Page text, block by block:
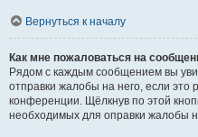
Вернуться к началу
Как мне пожаловаться на
Рядом с каждым сообщением вы
отправки жалобы на него, если
конференции. Щёлкнув по этой
необходимых для оправки жалобы